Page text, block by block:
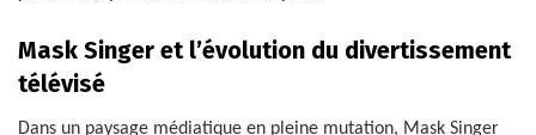
Mask Singer et l’évolution du divertissement
télévisé
Dans un paysage médiatique en pleine mutation, Mask Singer